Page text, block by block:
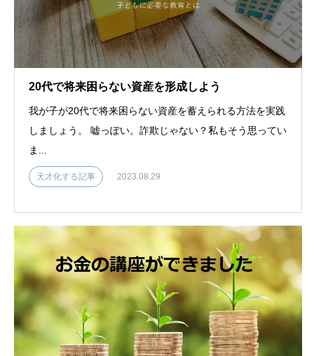
20代で将来困らない資産を形成しよう
我が子が20代で将来困らない資産を蓄えられる方法を実践
しましょう。 嘘っぽい。詐欺じゃない？私もそう思ってい
ま...
天才化する記事 2023.08.29